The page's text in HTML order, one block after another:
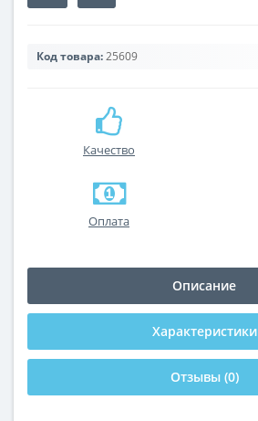
Код товара:25609
Качество
Оплата
Описание
Характеристики
Отзывы (0)